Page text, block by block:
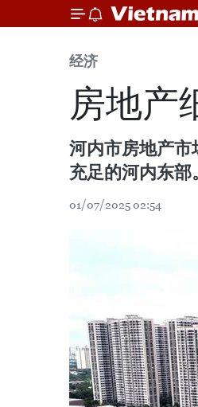
经济
房地产
河内市房地产市
充足的河内东部
01/07/2025 02:54